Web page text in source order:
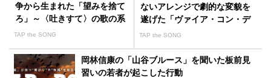
争から生まれた「望みを捨て
ろ」～〈吐きすて〉の歌の系
譜⑧
TAP the SONG
ないアレンジで劇的な変貌を
遂げた「ヴァイア・コン・デ
ィオス」
TAP the SONG
岡林信康の「山谷ブルース」を聞いた板前見
習いの若者が起こした行動